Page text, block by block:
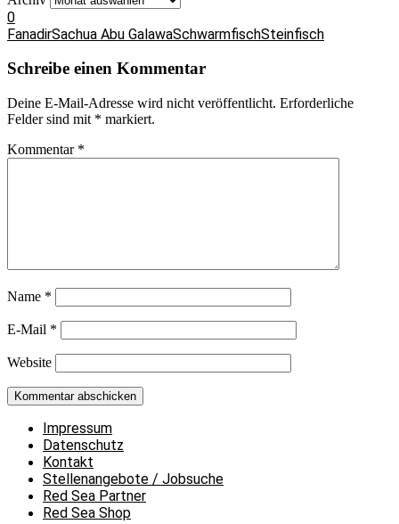
0
FanadirSachua Abu GalawaSchwarmfischSteinfisch
Schreibe einen Kommentar
Deine E-Mail-Adresse wird nicht veröffentlicht. Erforderliche
Felder sind mit * markiert.
Kommentar *
Name *
E-Mail *
Website
Impressum
Datenschutz
Kontakt
Stellenangebote / Jobsuche
Red Sea Partner
Red Sea Shop